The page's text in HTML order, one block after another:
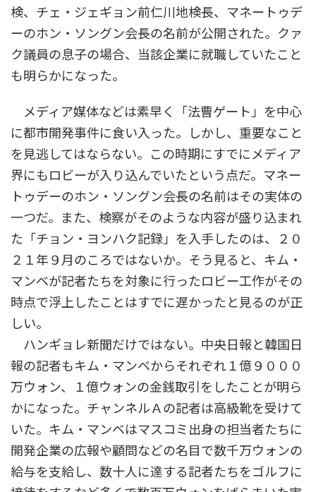
検、チェ・ジェギョン前仁川地検長、マネートゥデ
ーのホン・ソングン会長の名前が公開された。クァ
ク議員の息子の場合、当該企業に就職していたこと
も明らかになった。
メディア媒体などは素早く「法曹ゲート」を中心
に都市開発事件に食い入った。しかし、重要なこと
を見逃してはならない。この時期にすでにメディア
界にもロビーが入り込んでいたという点だ。マネー
トゥデーのホン・ソングン会長の名前はその実体の
一つだ。また、検察がそのような内容が盛り込まれ
た「チョン・ヨンハク記録」を入手したのは、２０
２１年９月のころではないか。そう見ると、キム・
マンベが記者たちを対象に行ったロビー工作がその
時点で浮上したことはすでに遅かったと見るのが正
しい。
ハンギョレ新聞だけではない。中央日報と韓国日
報の記者もキム・マンベからそれぞれ１億９０００
万ウォン、１億ウォンの金銭取引をしたことが明ら
かになった。チャンネルＡの記者は高級靴を受けて
いた。キム・マンベはマスコミ出身の担当者たちに
開発企業の広報や顧問などの名目で数千万ウォンの
給与を支給し、数十人に達する記者たちをゴルフに